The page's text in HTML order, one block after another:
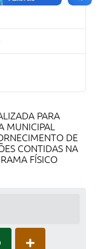
PARA
MUNICIPAL
DE
CONTIDAS NA
FÍSICO